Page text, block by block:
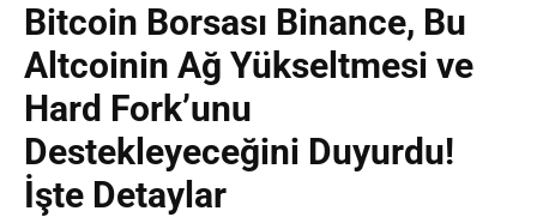
Bitcoin Borsası Binance, Bu
Altcoinin Ağ Yükseltmesi ve
Hard Fork’unu
Destekleyeceğini Duyurdu!
İşte Detaylar